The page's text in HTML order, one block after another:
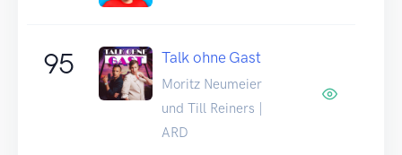
95 Talk ohne Gast
Moritz Neumeier
und Till Reiners |
ARD